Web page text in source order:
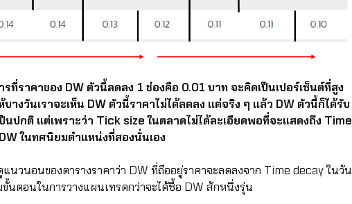
ที่ราคาของ DW ตัวนี้ลดลง 1 ช่องคือ 0.01 บาท จะคิดเป็นเปอร์เซ็นต์ที่สูง
างวันเราจะเห็น DW ตัวนี้ราคาไม่ได้ลดลง แต่จริง ๆ แล้ว DW ตัวนี้ก็ได้รับ
ปกติ แต่เพราะว่า Tick size ในตลาดไม่ได้ละเอียดพอที่จะแสดงถึง Time
ในทศนิยมตำแหน่งที่สองนั่นเอง
นวนอนของตารางราคาว่า DW ที่ถืออยู่ราคาจะลดลงจาก Time decay ในวัน
นตอนในการวางแผนเทรดกว่าจะได้ซื้อ DW สักหนึ่งรุ่น